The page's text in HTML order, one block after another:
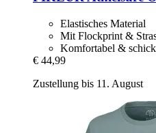
Elastisches Material
Mit Flockprint &
Komfortabel & schick
€ 44,99
Zustellung bis 11. August